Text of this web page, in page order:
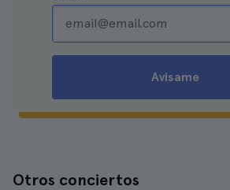
Avisame
Otros conciertos